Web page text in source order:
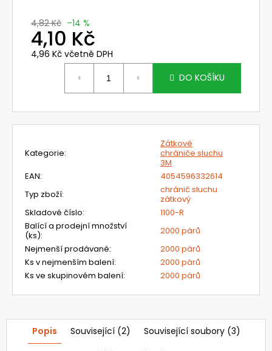
4,82 Kč –14 %
4,10 Kč
4,96 Kč včetně DPH
DO KOŠÍKU
Kategorie:
Zátkové
chrániče sluchu
3M
EAN:
4054596332614
Typ zboží:
chránič sluchu
zátkový
Skladové číslo:
1100-R
Balící a prodejní množství
(ks):
2000 párů
Nejmenší prodávané:
2000 párů
Ks v nejmenším balení:
2000 párů
Ks ve skupinovém balení: 2000 párů
Popis Související (2)
Související soubory (3)
NEHOŘLAVÉ
KALHOTY
LACL